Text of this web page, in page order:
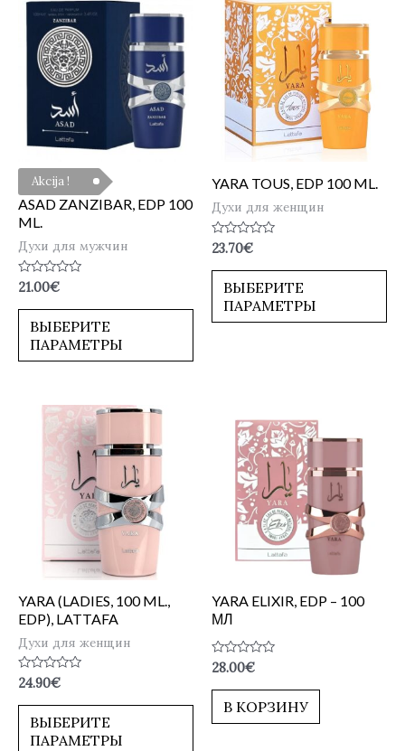
Akcija !
ASAD ZANZIBAR, EDP 100
ML.
Духи для мужчин
Оценка
0
из
21.00€
ВЫБЕРИТЕ
ПАРАМЕТРЫ
YARA TOUS, EDP 100 ML.
Духи для женщин
Оценка
0
из
23.70€
ВЫБЕРИТЕ
ПАРАМЕТРЫ
YARA (LADIES, 100 ML.,
EDP), LATTAFA
Духи для женщин
Оценка
из
24.90€
ВЫБЕРИТЕ
ПАРАМЕТРЫ
YARA ELIXIR, EDP – 100
МЛ
Оценка
из
28.00€
В КОРЗИНУ